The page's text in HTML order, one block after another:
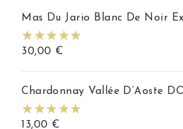
Mas Du Jario Blanc De Noir
30,00 €
Chardonnay Vallée D’Aoste
13,00 €